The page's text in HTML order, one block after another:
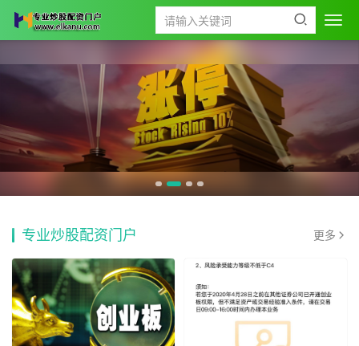
专业炒股配资门户 更多